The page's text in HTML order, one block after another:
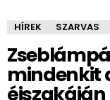
HÍREK SZARVAS
mindenkit
éjszakáján